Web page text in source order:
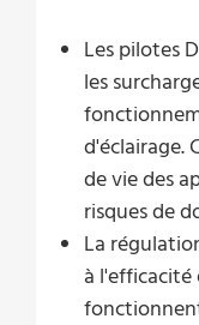
Les pilotes
les
d'éclairage.
de vie des
risques de
La
à l'efficacité